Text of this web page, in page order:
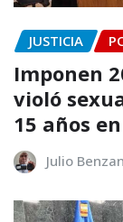
JUSTICIA
Imponen
violó
15 años en
Julio